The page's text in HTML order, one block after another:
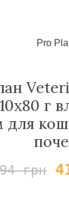
Pro
г
для
грн